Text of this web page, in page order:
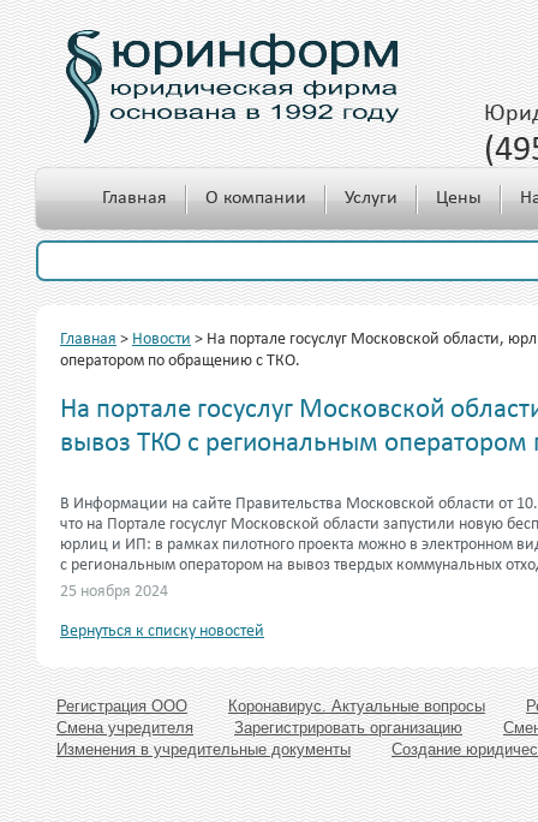
c 10.00 до 18.00
Главная О компании Услуги Цены
Главная > Новости > На портале госуслуг Московской области,
оператором по обращению с ТКО.
На портале госуслуг Московской
вывоз ТКО с региональным
В Информации на сайте Правительства Московской области от
что на Портале госуслуг Московской области запустили новую
юрлиц и ИП: в рамках пилотного проекта можно в электронном
с региональным оператором на вывоз твердых коммунальных
25 ноября 2024
Вернуться к списку новостей
Регистрация ООО Коронавирус. Актуальные вопросы
Смена учредителя
Зарегистрировать организацию
Изменения в учредительные документы
Создание